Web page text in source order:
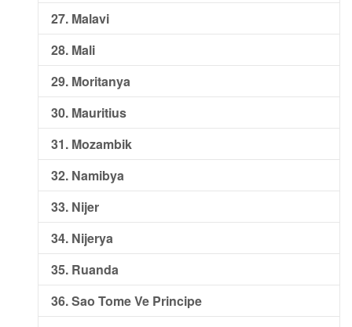
27. Malavi
28. Mali
29. Moritanya
30. Mauritius
31. Mozambik
32. Namibya
33. Nijer
34. Nijerya
35. Ruanda
36. Sao Tome Ve Principe